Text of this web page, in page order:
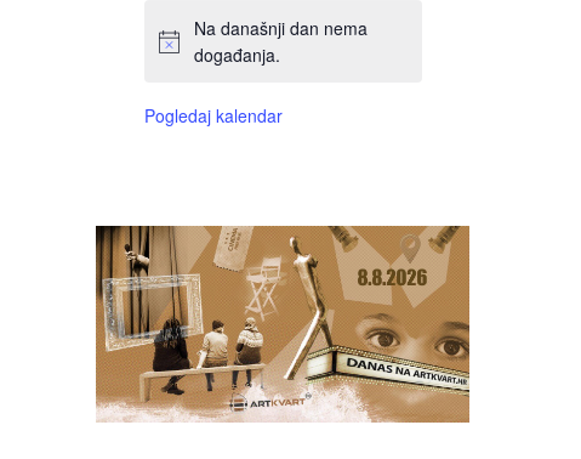
Na današnji dan nema
događanja.
Pogledaj kalendar